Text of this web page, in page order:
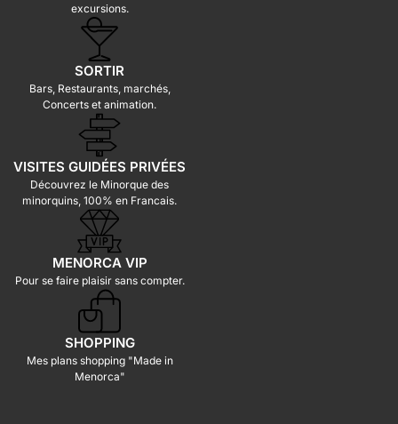
excursions.
SORTIR
Bars, Restaurants, marchés,
Concerts et animation.
VISITES GUIDÉES PRIVÉES
Découvrez le Minorque des
minorquins, 100% en Francais.
MENORCA VIP
Pour se faire plaisir sans compter.
SHOPPING
Mes plans shopping "Made in
Menorca"